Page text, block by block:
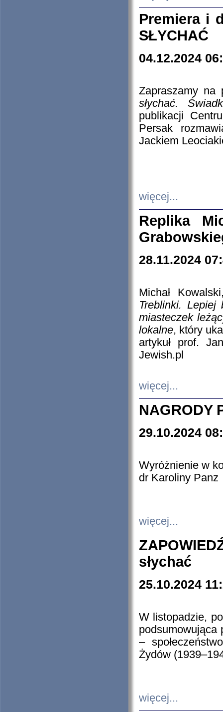
Premiera i
SŁYCHAĆ
04.12.2024
Zapraszamy
słychać.
publikacji
Persak
Jackiem
więcej...
Replika
28.11.2024
Michał
Treblinki. Lepiej
miasteczek
lokalne, który
artykuł prof.
Jewish.pl
więcej...
NAGRODY
29.10.2024
Wyróżnienie w
dr Karoliny Panz
więcej...
słychać
25.10.2024
W listopadzie,
podsumowująca
–
Żydów
więcej...